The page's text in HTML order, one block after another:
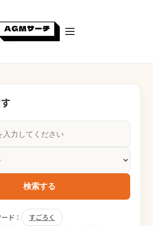
検索する
ド：
すごろく